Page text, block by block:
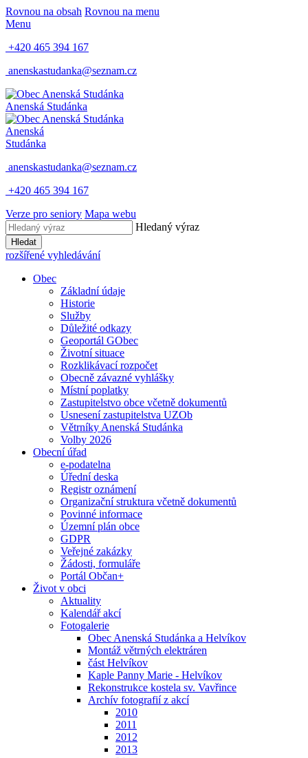
Rovnou na obsah Rovnou na menu
Menu
+420 465 394 167
anenskastudanka@seznam.cz
Anenská Studánka
Anenská
Studánka
anenskastudanka@seznam.cz
+420 465 394 167
Verze pro seniory Mapa webu
Hledaný výraz
Hledat
rozšířené vyhledávání
Obec
Základní údaje
Historie
Služby
Důležité odkazy
Geoportál GObec
Životní situace
Rozklikávací rozpočet
Obecně závazné vyhlášky
Místní poplatky
Zastupitelstvo obce včetně dokumentů
Usnesení zastupitelstva UZOb
Větrníky Anenská Studánka
Volby 2026
Obecní úřad
e-podatelna
Úřední deska
Registr oznámení
Organizační struktura včetně dokumentů
Povinné informace
Územní plán obce
GDPR
Veřejné zakázky
Žádosti, formuláře
Portál Občan+
Život v obci
Aktuality
Kalendář akcí
Fotogalerie
Obec Anenská Studánka a Helvíkov
Montáž větrných elektráren
část Helvíkov
Kaple Panny Marie - Helvíkov
Rekonstrukce kostela sv. Vavřince
Archív fotografií z akcí
2010
2011
2012
2013